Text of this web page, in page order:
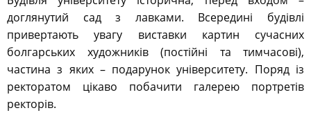
доглянутий сад з лавками. Всередині будівлі
привертають увагу виставки картин сучасних
болгарських художників (постійні та тимчасові),
частина з яких – подарунок університету. Поряд із
ректоратом цікаво побачити галерею портретів
ректорів.